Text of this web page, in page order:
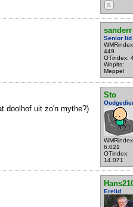
S
sanderr
Senior lid
449
OTindex:
Wnplts:
Meppel
Sto
6.021
OTindex:
14.071
doolhof uit zo'n mythe?)
Erelid